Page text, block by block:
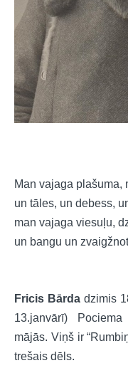
Man vajaga plašuma,
un tāles, un debess,
man vajaga viesuļu,
un bangu un
Fricis Bārdadzimis
13.janvārī) Pociema
mājās. Viņš ir
trešais dēls.